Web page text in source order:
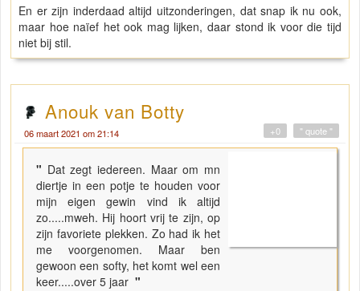
En er zijn inderdaad altijd uitzonderingen, dat snap ik nu ook,
maar hoe naïef het ook mag lijken, daar stond ik voor die tijd
niet bij stil.
Anouk van Botty
06 maart 2021 om 21:14 " quote "
+0
" Dat zegt iedereen. Maar om mn
diertje in een potje te houden voor
mijn eigen gewin vind ik altijd
zo.....mweh. Hij hoort vrij te zijn, op
zijn favoriete plekken. Zo had ik het
me voorgenomen. Maar ben
gewoon een softy, het komt wel een
keer.....over 5 jaar "